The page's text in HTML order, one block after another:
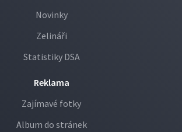
Novinky
Zelináři
Statistiky DSA
Reklama
Zajímavé fotky
Album do stránek